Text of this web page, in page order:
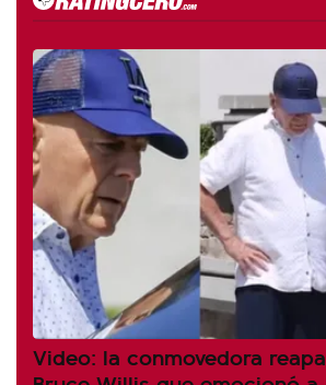
Video: la conmovedora